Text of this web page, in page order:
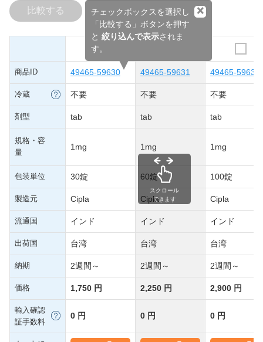
チェックボックスを選択し
「比較する」ボタンを押す
と 絞り込んで表示されま
す。
×
比較する
商品ID 49465-59630 49465-59631 49465-59632
冷蔵 不要 不要 不要
剤型 tab tab tab
規格・容
量
1mg 1mg 1mg
包装単位 30錠 60錠 100錠
製造元 Cipla Cipla Cipla
流通国 インド インド インド
出荷国 台湾 台湾 台湾
納期 2週間～ 2週間～ 2週間～
価格 1,750 円 2,250 円 2,900 円
輸入確認
証手数料
0 円 0 円 0 円
スクロール
できます